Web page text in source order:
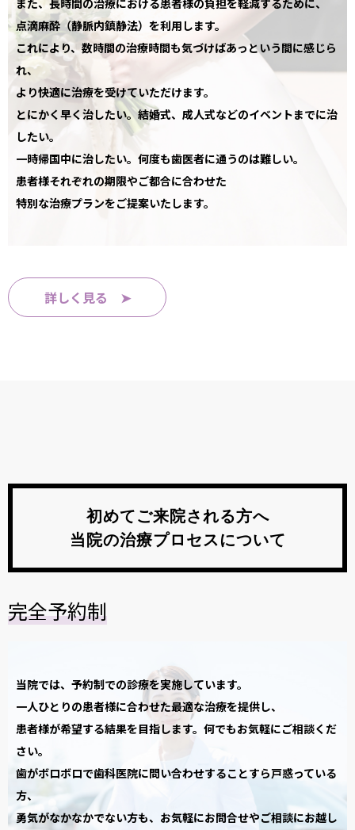
点滴麻酔（静脈内鎮静法）を利用します。
これにより、数時間の治療時間も気づけばあっという間に感じら
れ、
より快適に治療を受けていただけます。
とにかく早く治したい。結婚式、成人式などのイベントまでに治
したい。
一時帰国中に治したい。何度も歯医者に通うのは難しい。
患者様それぞれの期限やご都合に合わせた
特別な治療プランをご提案いたします。
詳しく見る ➤
初めてご来院される方へ
当院の治療プロセスについて
完全予約制
当院では、予約制での診療を実施しています。
一人ひとりの患者様に合わせた最適な治療を提供し、
患者様が希望する結果を目指します。何でもお気軽にご相談くだ
さい。
歯がボロボロで歯科医院に問い合わせすることすら戸惑っている
方、
勇気がなかなかでない方も、お気軽にお問合せやご相談にお越し